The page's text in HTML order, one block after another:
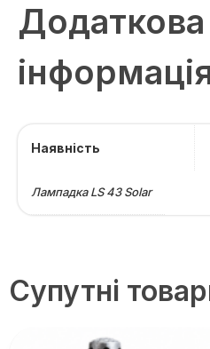
Додаткова
Наявність
Лампадка LS 43 Solar
Супутні